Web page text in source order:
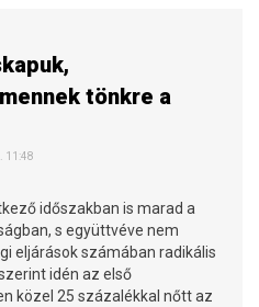
tönkre a
11:48
időszakban is marad a
s együttvéve nem
eljárások számában radikális
idén az első
közel 25 százalékkal nőtt az